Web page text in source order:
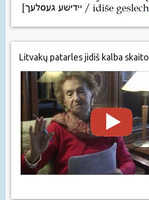
Litvakų patarles jidiš kalba